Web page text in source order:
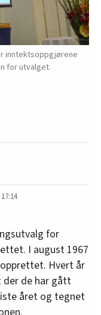
inntektsoppgjørene
for utvalget.
for
I august 1967
Hvert år
der de har gått
året og tegnet